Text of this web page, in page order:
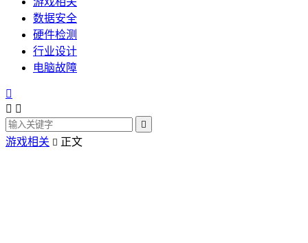
数据安全
硬件检测
行业设计
电脑故障

 

游戏相关  正文